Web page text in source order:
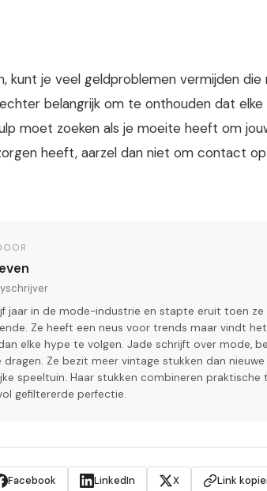
kunt je veel geldproblemen vermijden
belangrijk om te onthouden dat
moet zoeken als je moeite heeft om
heeft, aarzel dan niet om contact
jaar in de mode-industrie en stapte eruit toen
Ze heeft een neus voor trends maar vindt
elke hype te volgen. Jade schrijft over mode,
dragen. Ze bezit meer vintage stukken dan
speeltuin. Haar stukken combineren
gefiltererde perfectie.
Facebook LinkedIn X Link